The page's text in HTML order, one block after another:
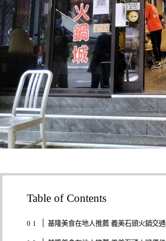
Table of Contents
基隆美食在地人推薦 義美石頭火鍋交通